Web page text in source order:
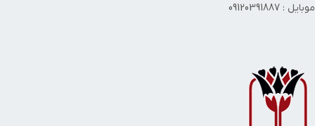
موبایل : 09120391887